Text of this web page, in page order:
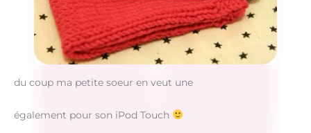
du coup ma petite soeur en veut une
également pour son iPod Touch